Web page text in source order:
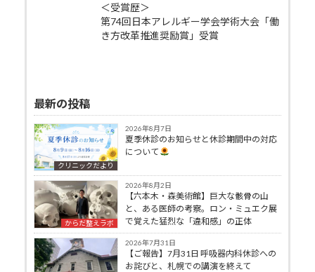
＜受賞歴＞
第74回日本アレルギー学会学術大会「働
き方改革推進奨励賞」受賞
最新の投稿
クリニックだより
2026年8月7日
夏季休診のお知らせと休診期間中の対応
について
からだ整えラボ
2026年8月2日
【六本木・森美術館】巨大な骸骨の山
と、ある医師の考察。ロン・ミュエク展
で覚えた猛烈な「違和感」の正体
2026年7月31日
【ご報告】7月31日 呼吸器内科休診への
お詫びと、札幌での講演を終えて